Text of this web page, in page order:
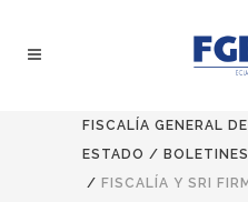
FISCALÍA GENERAL
ESTADO / BOLETINES
/ FISCALÍA Y SRI